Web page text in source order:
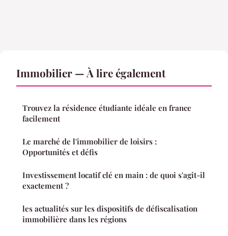
Immobilier — À lire également
Trouvez la résidence étudiante idéale en france
facilement
Le marché de l'immobilier de loisirs :
Opportunités et défis
Investissement locatif clé en main : de quoi s'agit-il
exactement ?
les actualités sur les dispositifs de défiscalisation
immobilière dans les régions